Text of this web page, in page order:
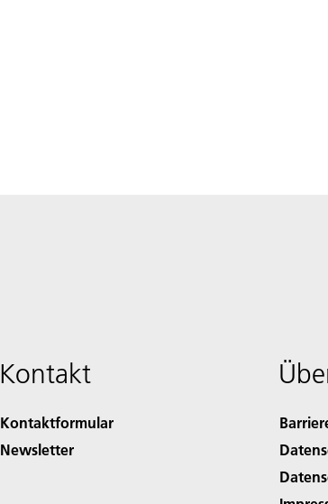
Kontakt
Kontaktformular
Newsletter